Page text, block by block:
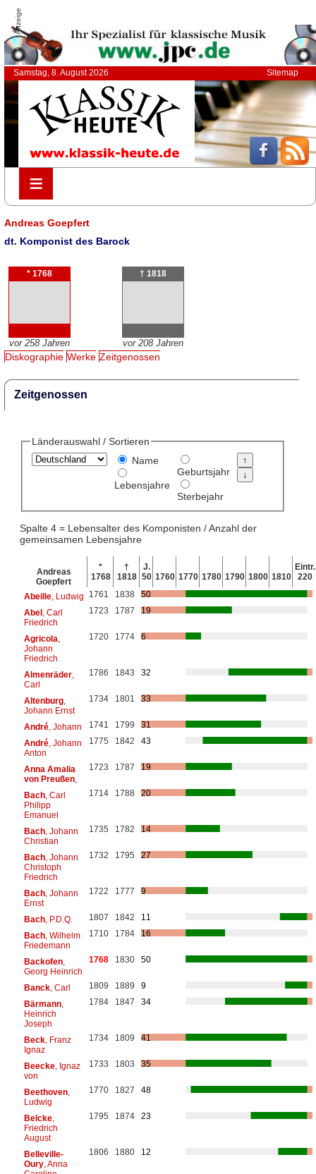
Anzeige
Samstag, 8. August 2026 Sitemap
≡
≡
Andreas Goepfert
dt. Komponist des Barock
* 1768
vor 258 Jahren
† 1818
vor 208 Jahren
Diskographie Werke Zeitgenossen
Zeitgenossen
Länderauswahl / Sortieren
Name
Lebensjahre
Geburtsjahr
Sterbejahr
Spalte 4 = Lebensalter des Komponisten / Anzahl der
gemeinsamen Lebensjahre
Andreas
Goepfert
*
1768
†
1818
J.
50 1760 1770 1780 1790 1800 1810
Eintr.
220
Abeille, Ludwig 1761 1838
50
Abel, Carl
Friedrich
1723 1787 19
Agricola
Johann
Friedrich
1720 1774 6
Almenräder,
Carl
1786 1843 32
Altenburg,
Johann Ernst
1734 1801 33
André, Johann 1741 1799
31
André, Johann
Anton
1775 1842 43
Anna Amalia
von Preußen,
1723 1787 19
Bach, Carl
Philipp
Emanuel
1714 1788 20
Bach, Johann
Christian
1735 1782 14
Bach, Johann
Christoph
Friedrich
1732 1795 27
Bach, Johann
Ernst
1722 1777 9
Bach, P.D.Q. 1807 1842
11
Bach, Wilhelm
Friedemann
1710 1784 16
Backofen,
Georg Heinrich
1768 1830 50
Banck, Carl 1809 1889
9
Bärmann,
Heinrich
Joseph
1784 1847 34
Beck, Franz
Ignaz
1734 1809 41
Beecke, Ignaz
von
1733 1803 35
Beethoven,
Ludwig
1770 1827 48
Belcke,
Friedrich
August
1795 1874 23
Belleville-
Oury, Anna
1806 1880 12